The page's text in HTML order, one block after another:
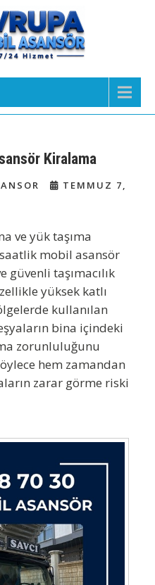
Asansör
Kiralama
TEMMUZ 7,
ve yük taşıma
mobil asansör
güvenli taşımacılık
yüksek katlı
kullanılan
bina içindeki
zorunluluğunu
hem zamandan
zarar görme riski